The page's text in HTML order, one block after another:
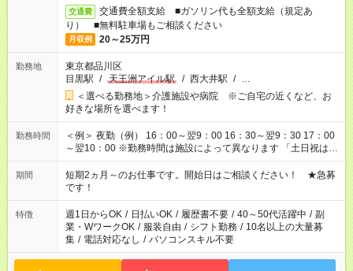
交通費
交通費全額支給 ■ガソリン代も全額支給（規定あ
り） ■無料駐車場もご相談ください
月収例 20～25万円
勤務地
東京都品川区
目黒駅 / 天王洲アイル駅 / 西大井駅 / …
＜選べる勤務地＞介護施設や病院 ※ご自宅の近くなど、お
好きな場所を選べます！
勤務時間
＜例＞ 夜勤（例） 16：00～翌9：00 16：30～翌9：30 17：00
～翌10：00 ※勤務時間は施設によって異なります 「土日祝は休
みたい」 「しっかり稼ぎたい」 「もう少し遅い時間から始めた
い」など ご希望にあったお仕事をご案内いたします。 ※未経験
の方の場合は1～2ヶ月間は日中での仕事を経験いただき、 お
仕事に慣れてからの夜勤になります。 ★家庭の都合でお休みが
必要な場合も遠慮なくご相談ください。
期間
短期2ヵ月～のお仕事です。開始日はご相談ください！ ★急募
です！
特徴 週1日からOK / 日払いOK / 履歴書不要 / 40～50代活躍中 / 副
業・WワークOK / 服装自由 / シフト勤務 / 10名以上の大量募
集 / 電話対応なし / パソコンスキル不要